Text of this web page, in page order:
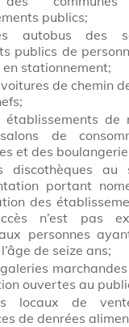
publics;
autobus des
publics de
en stationnement;
de chemin
établissements de
de
et des
discothèques au
portant
des
n’est pas
personnes
de seize ans;
ouvertes au
locaux de
de denrées